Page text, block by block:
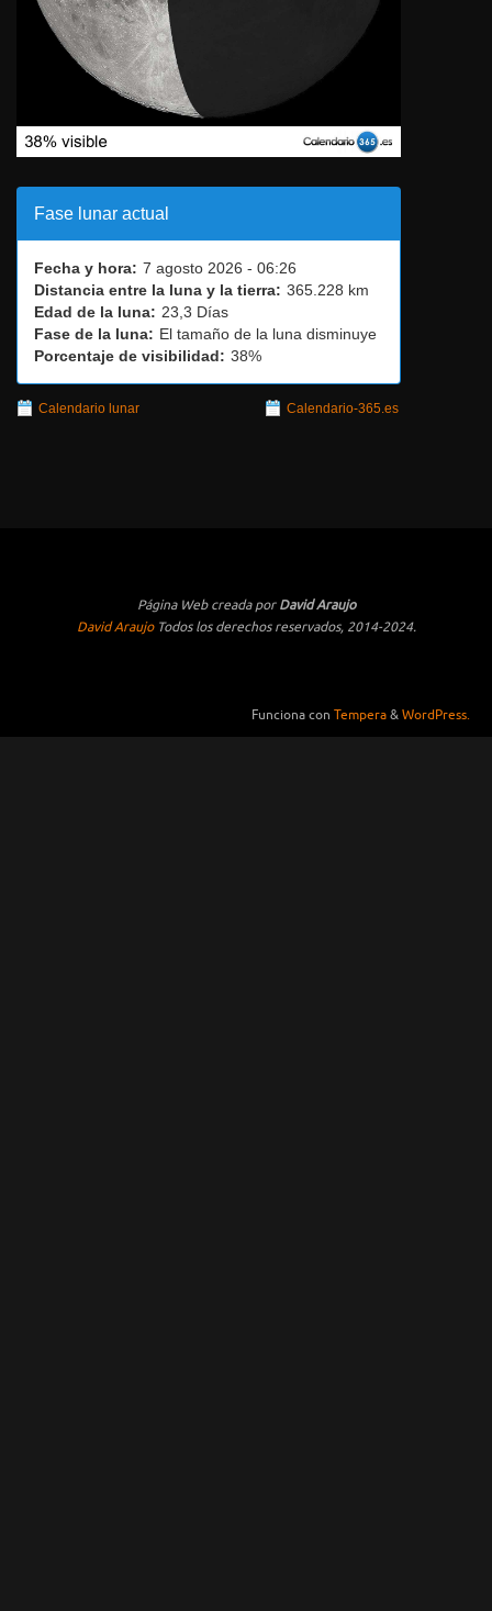
Fase lunar actual
Fecha y hora: 7 agosto 2026 - 06:26
Distancia entre la luna y la tierra: 365.228 km
Edad de la luna: 23,3 Días
Fase de la luna: El tamaño de la luna disminuye
Porcentaje de visibilidad: 38%
Calendario lunar Calendario-365.es
Página Web creada porDavid Araujo
David AraujoTodos los derechos reservados, 2014-2024.
Funciona con Tempera&WordPress.